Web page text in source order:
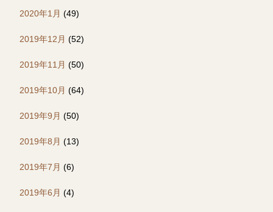
2020年1月 (49)
2019年12月 (52)
2019年11月 (50)
2019年10月 (64)
2019年9月 (50)
2019年8月 (13)
2019年7月 (6)
2019年6月 (4)